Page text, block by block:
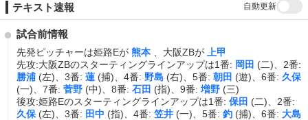
テキスト速報 自動更新
試合前情報
先発ピッチャーは姫路Eが 熊本 、大阪ZBが
上甲
先攻:大阪ZBのスターティングラインアップは1番: 岡田 (二)、2番:
勝浦 (左)、3番: 蓮 (捕)、4番: 野島 (右)、5番: 朝田 (遊)、6番: 久保
(一)、7番: 菅野 (中)、8番: 石田 (指)、9番: 増野 (三)
後攻:姫路Eのスターティングラインアップは1番: 保田 (二)、2番:
久保 (左)、3番: 田中 (指)、4番: 笠井 (一)、5番: 釣 (捕)、6番: 大島